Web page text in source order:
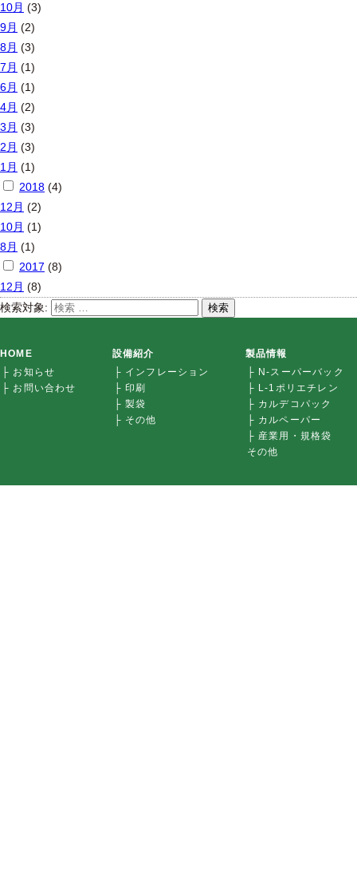
10月 (3)
9月 (2)
8月 (3)
7月 (1)
6月 (1)
4月 (2)
3月 (3)
2月 (3)
1月 (1)
2018 (4)
12月 (2)
10月 (1)
8月 (1)
2017 (8)
12月 (8)
検索対象:
検索
HOME
├ お知らせ
├ お問い合わせ
設備紹介
├ インフレーション
├ 印刷
├ 製袋
├ その他
製品情報
├ N-スーパーバック
├ L-1ポリエチレン
├ カルデコパック
├ カルペーパー
├ 産業用・規格袋
その他